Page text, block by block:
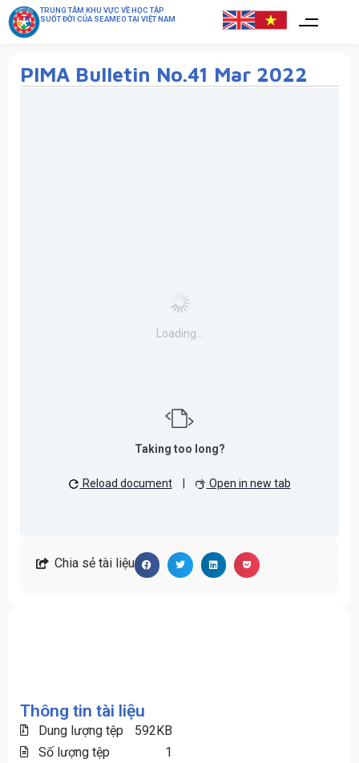
TRUNG TÂM KHU VỰC VỀ HỌC TẬP
SUỐT ĐỜI CỦA SEAMEO TẠI VIỆT NAM
PIMA Bulletin No.41 Mar 2022
Loading...
Taking too long?
Reload document Open in new tab
Chia sẻ tài liệu
Thông tin tài liệu
Dung lượng tệp
Số lượng tệp
592KB
1